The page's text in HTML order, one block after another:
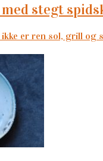
stegt
er ren sol, grill og